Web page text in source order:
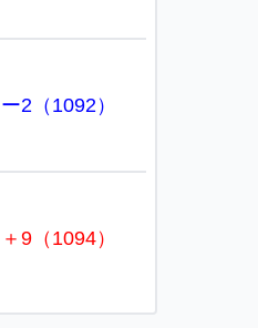
ー2（1092）
＋9（1094）